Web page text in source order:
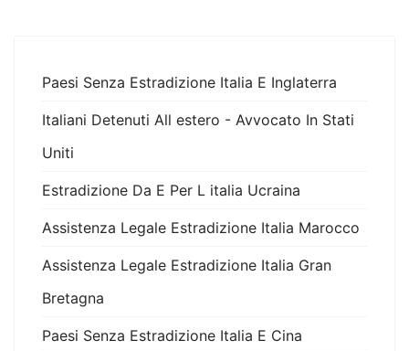
Paesi Senza Estradizione Italia E Inglaterra
Italiani Detenuti All estero - Avvocato In Stati
Uniti
Estradizione Da E Per L italia Ucraina
Assistenza Legale Estradizione Italia Marocco
Assistenza Legale Estradizione Italia Gran
Bretagna
Paesi Senza Estradizione Italia E Cina